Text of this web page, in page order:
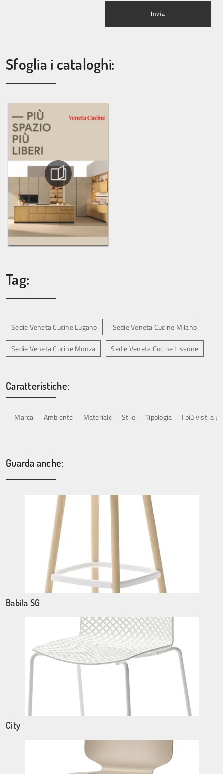
Invia
Sfoglia i cataloghi:
Tag:
Sedie Veneta Cucine Lugano Sedie Veneta Cucine Milano
Sedie Veneta Cucine Monza Sedie Veneta Cucine Lissone
Caratteristiche:
Marca Ambiente Materiale Stile Tipologia I più visti a :
Guarda anche:
Babila SG
City